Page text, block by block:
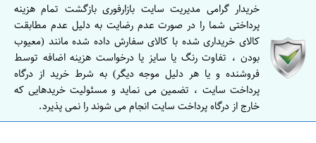
خریدار گرامی مدیریت سایت بازارفوری بازگشت تمام هزینه
پرداختی شما را در صورت عدم رضایت به دلیل عدم مطابقت
کالای خریداری شده با کالای سفارش داده شده مانند (معیوب
بودن ، تفاوت رنگ یا سایز یا درخواست هزینه اضافه توسط
فروشنده و یا هر دلیل موجه دیگر) به شرط خرید از درگاه
پرداخت سایت ، تضمین می نماید و مسئولیت خریدهایی که
خارج از درگاه پرداخت سایت انجام می شوند را نمی پذیرد.